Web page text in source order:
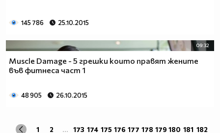
145 786 25.10.2015
09:32
Muscle Damage - 5 грешки които правят жените
във фитнеса част 1
48 905 26.10.2015
1 2 ... 173 174 175 176 177 178 179 180 181 182